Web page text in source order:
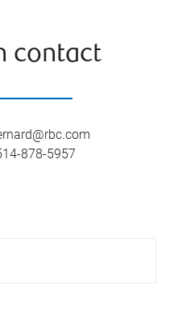
contact
878-5957